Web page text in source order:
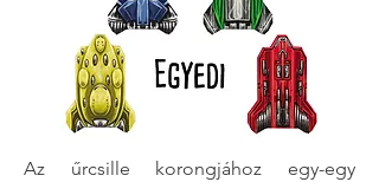
Az űrcsille korongjához egy-egy